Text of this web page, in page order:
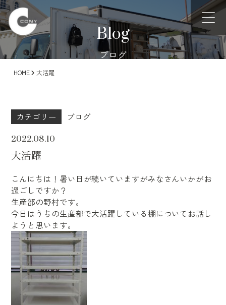
Blog
ブログ
HOME 大活躍
カテゴリー ブログ
2022.08.10
大活躍
こんにちは！暑い日が続いていますがみなさんいかがお
過ごしですか？
生産部の野村です。
今日はうちの生産部で大活躍している棚についてお話し
ようと思います。